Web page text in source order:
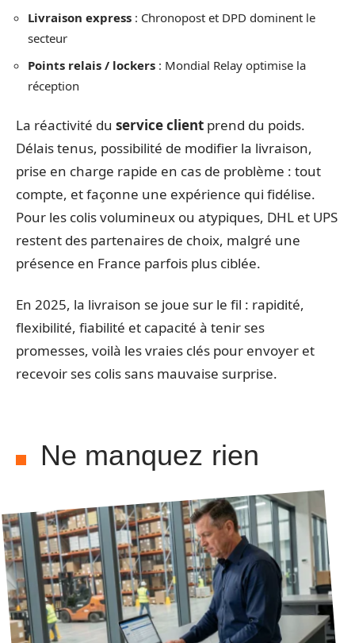
Livraison express : Chronopost et DPD dominent le
secteur
Points relais / lockers : Mondial Relay optimise la
réception
La réactivité du service client prend du poids.
Délais tenus, possibilité de modifier la livraison,
prise en charge rapide en cas de problème : tout
compte, et façonne une expérience qui fidélise.
Pour les colis volumineux ou atypiques, DHL et UPS
restent des partenaires de choix, malgré une
présence en France parfois plus ciblée.
En 2025, la livraison se joue sur le fil : rapidité,
flexibilité, fiabilité et capacité à tenir ses
promesses, voilà les vraies clés pour envoyer et
recevoir ses colis sans mauvaise surprise.
Ne manquez rien